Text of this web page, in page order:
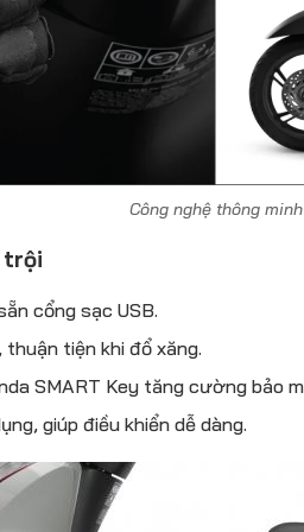
Công nghệ thông minh
trội
cổng sạc USB.
tiện khi đổ xăng.
SMART Key tăng cường bảo
giúp điều khiển dễ dàng.